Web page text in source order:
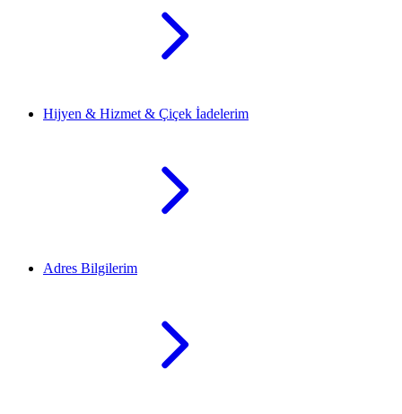
Hijyen & Hizmet & Çiçek İadelerim
Adres Bilgilerim